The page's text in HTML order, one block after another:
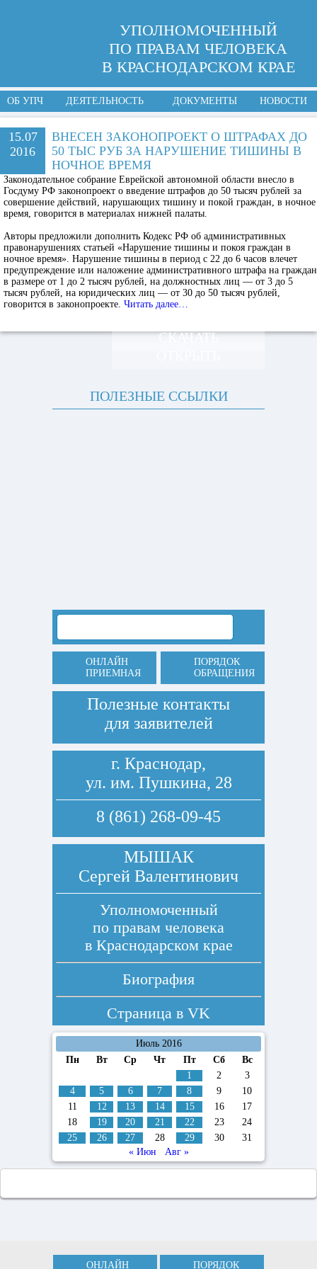
УПОЛНОМОЧЕННЫЙ
ПО ПРАВАМ ЧЕЛОВЕКА
В КРАСНОДАРСКОМ КРАЕ
ОБ УПЧ ДЕЯТЕЛЬНОСТЬ ДОКУМЕНТЫ НОВОСТИ
15.07
2016
ВНЕСЕН ЗАКОНОПРОЕКТ О ШТРАФАХ ДО
50 ТЫС РУБ ЗА НАРУШЕНИЕ ТИШИНЫ В
НОЧНОЕ ВРЕМЯ
Законодательное собрание Еврейской автономной области внесло в
Госдуму РФ законопроект о введение штрафов до 50 тысяч рублей за
совершение действий, нарушающих тишину и покой граждан, в ночное
время, говорится в материалах нижней палаты.
Авторы предложили дополнить Кодекс РФ об административных
правонарушениях статьей «Нарушение тишины и покоя граждан в
ночное время». Нарушение тишины в период с 22 до 6 часов влечет
предупреждение или наложение административного штрафа на граждан
в размере от 1 до 2 тысяч рублей, на должностных лиц — от 3 до 5
тысяч рублей, на юридических лиц — от 30 до 50 тысяч рублей,
говорится в законопроекте. Читать далее…
СКАЧАТЬ
ПОЛЕЗНЫЕ ССЫЛКИ
ОНЛАЙН
ПРИЕМНАЯ
ПОРЯДОК
ОБРАЩЕНИЯ
Полезные контакты
для заявителей
г. Краснодар,
ул. им. Пушкина, 28
8 (861) 268-09-45
МЫШАК
Сергей Валентинович
Уполномоченный
по правам человека
в Краснодарском крае
Биография
Страница в VK
Июль 2016
Пн
Вт Ср Чт Пт Сб
Вс
1
2
3
4
5 6 7 8 9
10
11
12 13 14 15 16
17
18
19 20 21 22 23
24
25
26 27 28 29 30
31
« Июн
Авг »
ОНЛАЙН ПОРЯДОК